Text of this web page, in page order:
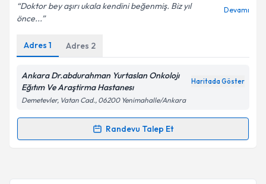
Kişisel verilerimin işlenmesine ilişkin
Metni'ni okudum ve kişisel verilerimin belirtilen
kapsamda işlenmesini kabul ediyorum.
Doktor bey aşırı ukala kendini beğenmiş. Biz yıl
önce...
Devamı
Adres 1 Adres 2
Ankara Dr.abdurahman Yurtaslan Onkolojı
Eğıtım Ve Araştirma Hastanesı
Haritada Göster
Demetevler, Vatan Cad., 06200 Yenimahalle/Ankara
Randevu Talep Et
Randevu Takvimi Talebi